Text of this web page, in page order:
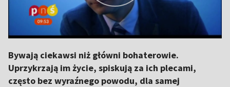
Bywają ciekawsi niż główni bohaterowie.
Uprzykrzają im życie, spiskują za ich plecami,
często bez wyraźnego powodu, dla samej